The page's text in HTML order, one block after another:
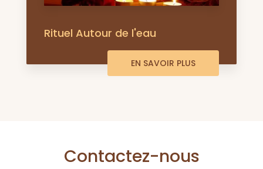
Rituel Autour de l'eau
EN SAVOIR PLUS
Contactez-nous